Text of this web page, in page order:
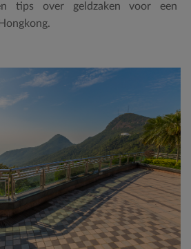
tips over geldzaken voor een